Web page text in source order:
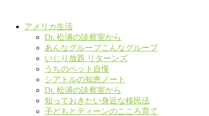
アメリカ生活
Dr. 松浦の診察室から
あんなグループこんなグループ
いじり放題 リターンズ
うちのペット自慢
シアトルの知恵ノート
Dr. 松浦の診察室から
知っておきたい身近な移民法
子どもとティーンのこころ育て